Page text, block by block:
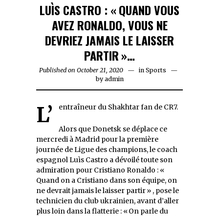
LUÌS CASTRO : « QUAND VOUS
AVEZ RONALDO, VOUS NE
DEVRIEZ JAMAIS LE LAISSER
PARTIR »…
Published on October 21, 2020October
21,
in Sports
byadmin
L’entraîneur du Shakhtar fan de CR7.
Alors que Donetsk se déplace ce
mercredi à Madrid pour la première
journée de Ligue des champions, le coach
espagnol Luìs Castro a dévoilé toute son
admiration pour Cristiano Ronaldo : «
Quand on a Cristiano dans son équipe, on
ne devrait jamais le laisser partir » , pose le
technicien du club ukrainien, avant d’aller
plus loin dans la flatterie : « On parle du